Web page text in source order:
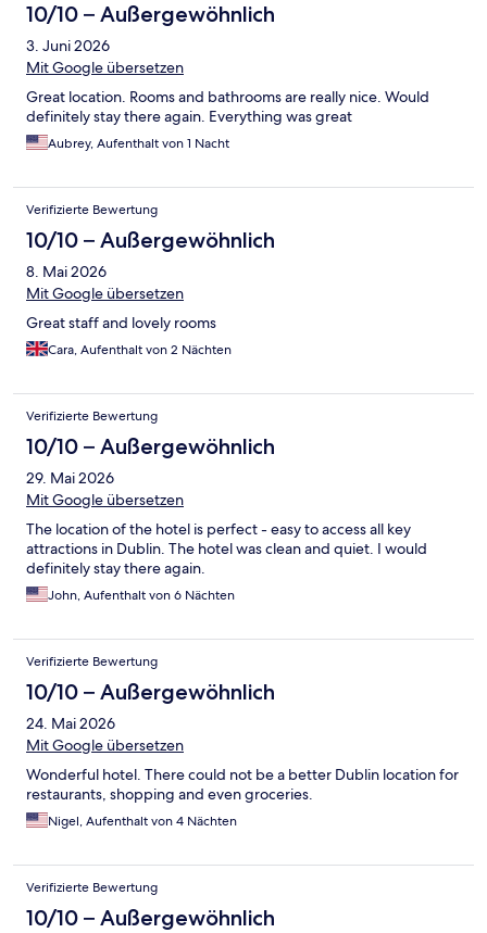
10/10 – Außergewöhnlich
3. Juni 2026
Mit Google übersetzen
Great location. Rooms and bathrooms are really nice. Would
definitely stay there again. Everything was great
Aubrey, Aufenthalt von 1 Nacht
Verifizierte Bewertung
10/10 – Außergewöhnlich
8. Mai 2026
Mit Google übersetzen
Great staff and lovely rooms
Cara, Aufenthalt von 2 Nächten
Verifizierte Bewertung
10/10 – Außergewöhnlich
29. Mai 2026
Mit Google übersetzen
The location of the hotel is perfect - easy to access all key
attractions in Dublin. The hotel was clean and quiet. I would
definitely stay there again.
John, Aufenthalt von 6 Nächten
Verifizierte Bewertung
10/10 – Außergewöhnlich
24. Mai 2026
Mit Google übersetzen
Wonderful hotel. There could not be a better Dublin location for
restaurants, shopping and even groceries.
Nigel, Aufenthalt von 4 Nächten
Verifizierte Bewertung
10/10 – Außergewöhnlich